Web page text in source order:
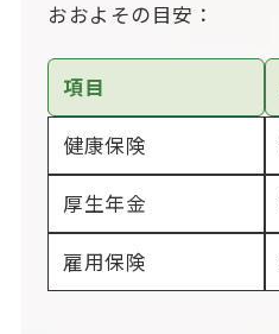
おおよその目安：
項目
健康保険
厚生年金
雇用保険